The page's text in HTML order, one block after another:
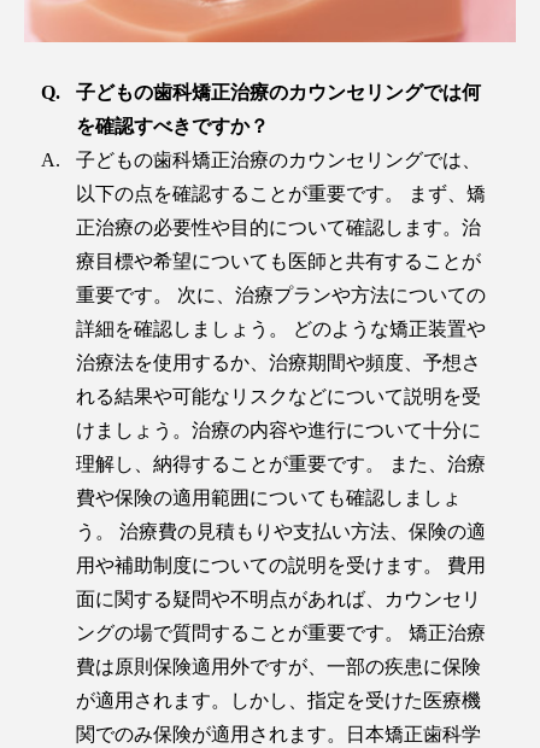
子どもの歯科矯正治療のカウンセリングでは何
を確認すべきですか？
子どもの歯科矯正治療のカウンセリングでは、
以下の点を確認することが重要です。 まず、矯
正治療の必要性や目的について確認します。治
療目標や希望についても医師と共有することが
重要です。 次に、治療プランや方法についての
詳細を確認しましょう。 どのような矯正装置や
治療法を使用するか、治療期間や頻度、予想さ
れる結果や可能なリスクなどについて説明を受
けましょう。治療の内容や進行について十分に
理解し、納得することが重要です。 また、治療
費や保険の適用範囲についても確認しましょ
う。 治療費の見積もりや支払い方法、保険の適
用や補助制度についての説明を受けます。 費用
面に関する疑問や不明点があれば、カウンセリ
ングの場で質問することが重要です。 矯正治療
費は原則保険適用外ですが、一部の疾患に保険
が適用されます。しかし、指定を受けた医療機
関でのみ保険が適用されます。日本矯正歯科学